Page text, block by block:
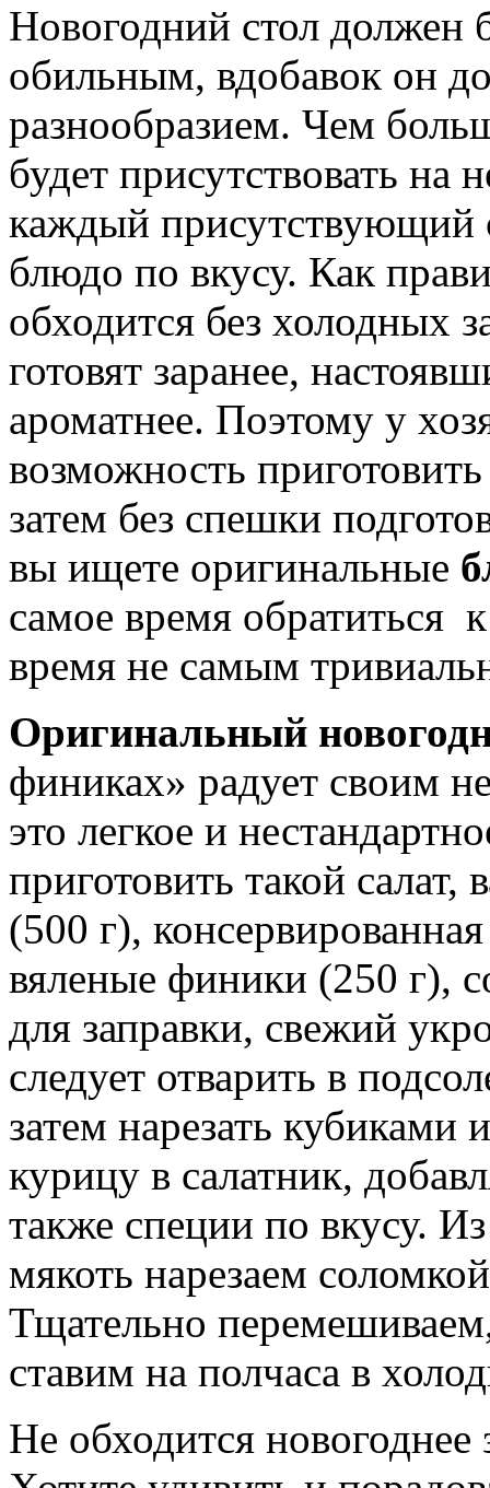
Новогодний стол должен
обильным, вдобавок он
разнообразием. Чем
будет присутствовать на
каждый присутствующий
блюдо по вкусу. Как
обходится без холодных
готовят заранее,
ароматнее. Поэтому у
возможность
затем без спешки
вы ищете оригинальные
самое время обратиться
время не самым
Оригинальный
финиках» радует своим
это легкое и
приготовить такой
(500 г),
вяленые финики (250 г),
для заправки, свежий
следует отварить в
затем нарезать
курицу в салатник,
также специи по вкусу.
мякоть нарезаем
Тщательно
ставим на полчаса в
Не обходится новогоднее